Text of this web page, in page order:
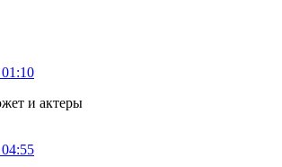
и актеры